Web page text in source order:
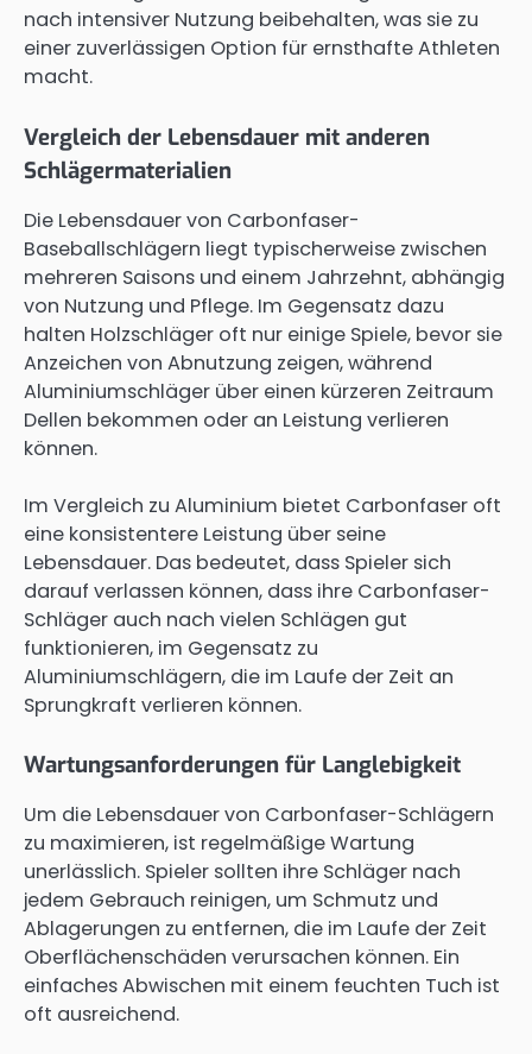
nach intensiver Nutzung beibehalten, was sie zu
einer zuverlässigen Option für ernsthafte Athleten
macht.
Vergleich der Lebensdauer mit anderen
Schlägermaterialien
Die Lebensdauer von Carbonfaser-
Baseballschlägern liegt typischerweise zwischen
mehreren Saisons und einem Jahrzehnt, abhängig
von Nutzung und Pflege. Im Gegensatz dazu
halten Holzschläger oft nur einige Spiele, bevor sie
Anzeichen von Abnutzung zeigen, während
Aluminiumschläger über einen kürzeren Zeitraum
Dellen bekommen oder an Leistung verlieren
können.
Im Vergleich zu Aluminium bietet Carbonfaser oft
eine konsistentere Leistung über seine
Lebensdauer. Das bedeutet, dass Spieler sich
darauf verlassen können, dass ihre Carbonfaser-
Schläger auch nach vielen Schlägen gut
funktionieren, im Gegensatz zu
Aluminiumschlägern, die im Laufe der Zeit an
Sprungkraft verlieren können.
Wartungsanforderungen für Langlebigkeit
Um die Lebensdauer von Carbonfaser-Schlägern
zu maximieren, ist regelmäßige Wartung
unerlässlich. Spieler sollten ihre Schläger nach
jedem Gebrauch reinigen, um Schmutz und
Ablagerungen zu entfernen, die im Laufe der Zeit
Oberflächenschäden verursachen können. Ein
einfaches Abwischen mit einem feuchten Tuch ist
oft ausreichend.